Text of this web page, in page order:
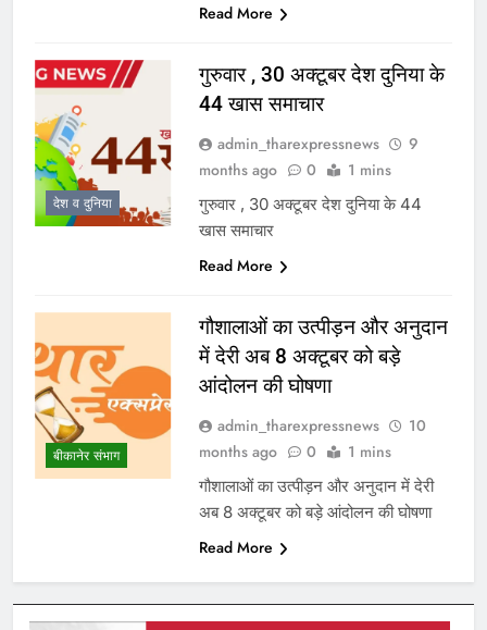
Read More
देश व दुनिया
गुरुवार , 30 अक्टूबर देश दुनिया के
44 खास समाचार
admin_tharexpressnews
9
months ago
0 1 mins
गुरुवार , 30 अक्टूबर देश दुनिया के 44
खास समाचार
Read More
बीकानेर संभाग
गौशालाओं का उत्पीड़न और अनुदान
में देरी अब 8 अक्टूबर को बड़े
आंदोलन की घोषणा
admin_tharexpressnews
10
months ago
0 1 mins
गौशालाओं का उत्पीड़न और अनुदान में देरी
अब 8 अक्टूबर को बड़े आंदोलन की घोषणा
Read More